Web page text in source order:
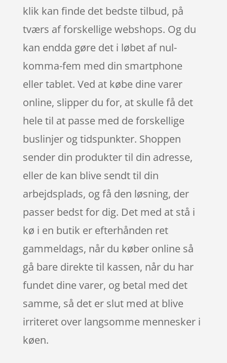
klik kan finde det bedste tilbud, på
tværs af forskellige webshops. Og du
kan endda gøre det i løbet af nul-
komma-fem med din smartphone
eller tablet. Ved at købe dine varer
online, slipper du for, at skulle få det
hele til at passe med de forskellige
buslinjer og tidspunkter. Shoppen
sender din produkter til din adresse,
eller de kan blive sendt til din
arbejdsplads, og få den løsning, der
passer bedst for dig. Det med at stå i
kø i en butik er efterhånden ret
gammeldags, når du køber online så
gå bare direkte til kassen, når du har
fundet dine varer, og betal med det
samme, så det er slut med at blive
irriteret over langsomme mennesker i
køen.